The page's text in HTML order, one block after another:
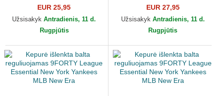
League Essential New York
Yankees MLB New Era
EUR 25,95
Užsisakyk Antradienis, 11 d.
Rugpjūtis
Metallic New York Yankees
MLB New Era
EUR 27,95
Užsisakyk Antradienis, 11 d.
Rugpjūtis